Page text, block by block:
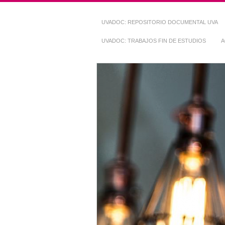
UVADOC: REPOSITORIO DOCUMENTAL UVA
UVADOC: TRABAJOS FIN DE ESTUDIOS
Repositorio
~ UVaDOC